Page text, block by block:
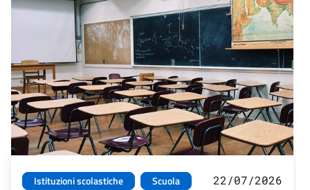
Istituzioni scolastiche
Scuola
22/07/2026